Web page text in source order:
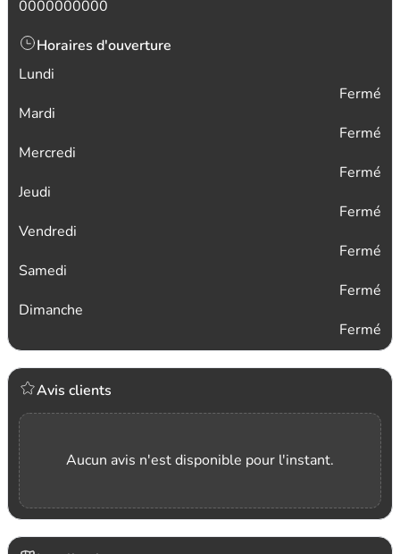
0000000000
Horaires d'ouverture
Lundi
Fermé
Mardi
Fermé
Mercredi
Fermé
Jeudi
Fermé
Vendredi
Fermé
Samedi
Fermé
Dimanche
Fermé
Avis clients
Aucun avis n'est disponible pour l'instant.